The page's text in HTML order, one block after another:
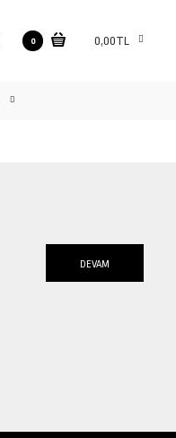
0 0,00TL
DEVAM